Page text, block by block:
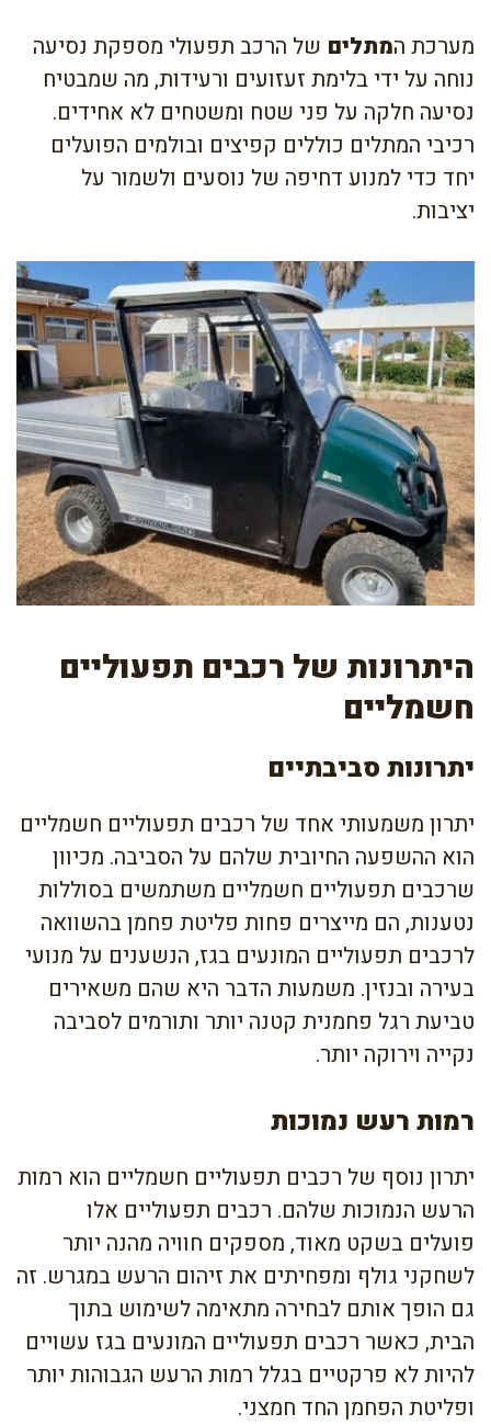
מערכת המתלים של הרכב תפעולי מספקת נסיעה
נוחה על ידי בלימת זעזועים ורעידות, מה שמבטיח
נסיעה חלקה על פני שטח ומשטחים לא אחידים.
רכיבי המתלים כוללים קפיצים ובולמים הפועלים
יחד כדי למנוע דחיפה של נוסעים ולשמור על
יציבות.
היתרונות של רכבים תפעוליים
חשמליים
יתרונות סביבתיים
יתרון משמעותי אחד של רכבים תפעוליים חשמליים
הוא ההשפעה החיובית שלהם על הסביבה. מכיוון
שרכבים תפעוליים חשמליים משתמשים בסוללות
נטענות, הם מייצרים פחות פליטת פחמן בהשוואה
לרכבים תפעוליים המונעים בגז, הנשענים על מנועי
בעירה ובנזין. משמעות הדבר היא שהם משאירים
טביעת רגל פחמנית קטנה יותר ותורמים לסביבה
נקייה וירוקה יותר.
רמות רעש נמוכות
יתרון נוסף של רכבים תפעוליים חשמליים הוא רמות
הרעש הנמוכות שלהם. רכבים תפעוליים אלו
פועלים בשקט מאוד, מספקים חוויה מהנה יותר
לשחקני גולף ומפחיתים את זיהום הרעש במגרש. זה
גם הופך אותם לבחירה מתאימה לשימוש בתוך
הבית, כאשר רכבים תפעוליים המונעים בגז עשויים
להיות לא פרקטיים בגלל רמות הרעש הגבוהות יותר
ופליטת הפחמן החד חמצני.